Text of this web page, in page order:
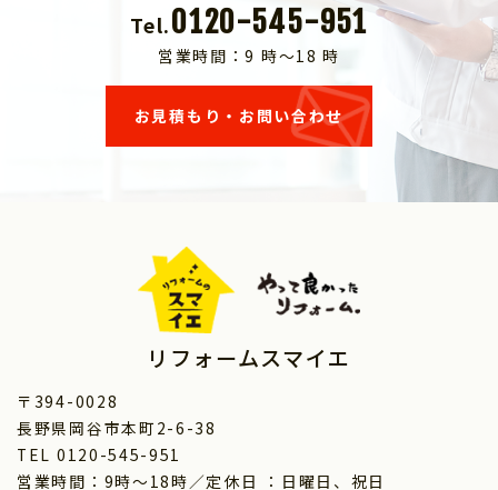
Tel.0120-545-951
営業時間：9 時～18 時
お見積もり・お問い合わせ
リフォームスマイエ
〒394-0028
長野県岡谷市本町2-6-38
TEL 0120-545-951
営業時間：9時～18時／定休日 ：日曜日、祝日